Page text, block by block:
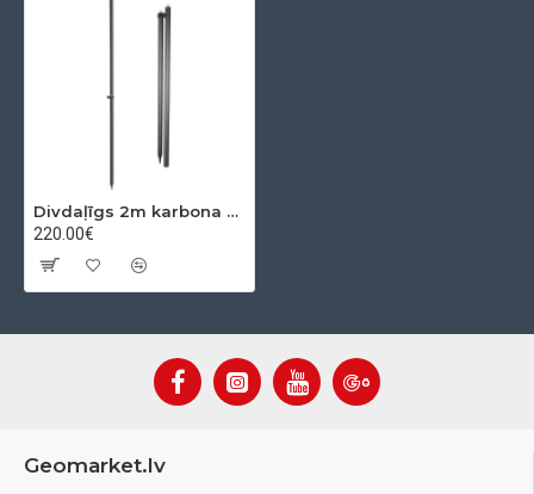
Divdaļīgs 2m karbona GNSS štoks
220.00€
Geomarket.lv